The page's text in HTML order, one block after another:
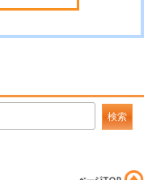
検索